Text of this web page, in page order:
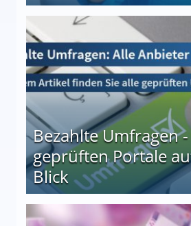
Bezahlte Umfragen
geprüften Portale
Blick
auf einen Blick